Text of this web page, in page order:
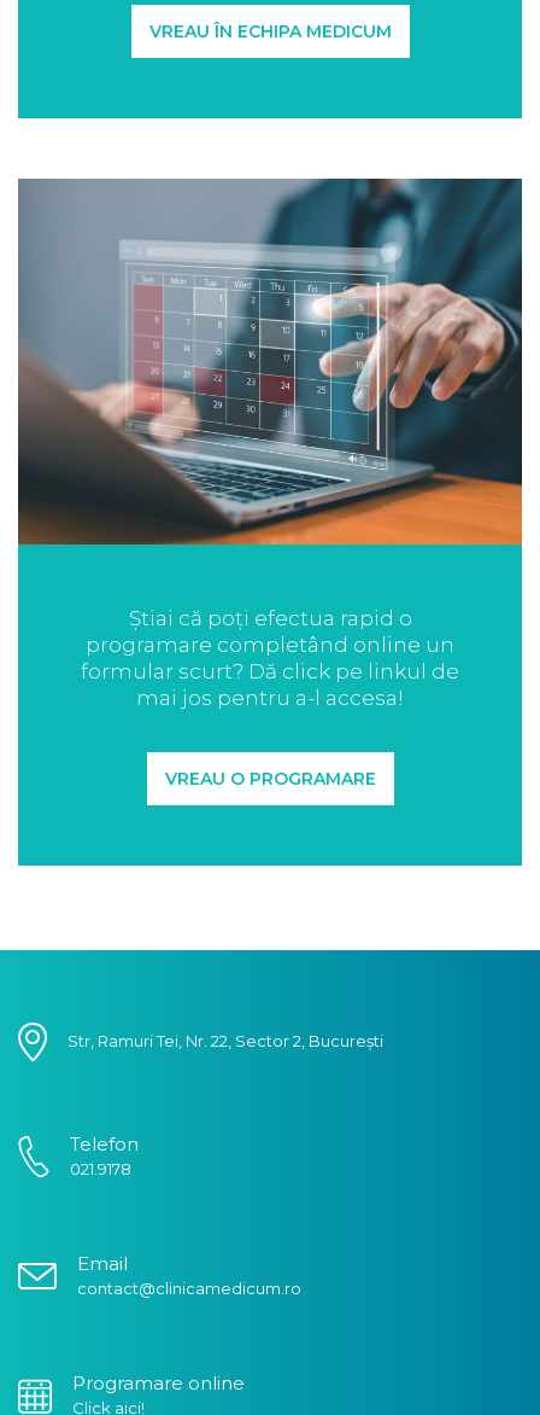
VREAU ÎN ECHIPA MEDICUM
Știai că poți efectua rapid o
programare completând online un
formular scurt? Dă click pe linkul de
mai jos pentru a-l accesa!
VREAU O PROGRAMARE
Str, Ramuri Tei, Nr. 22, Sector 2, București
Telefon
021.9178
Email
contact@clinicamedicum.ro
Programare online
Click aici!